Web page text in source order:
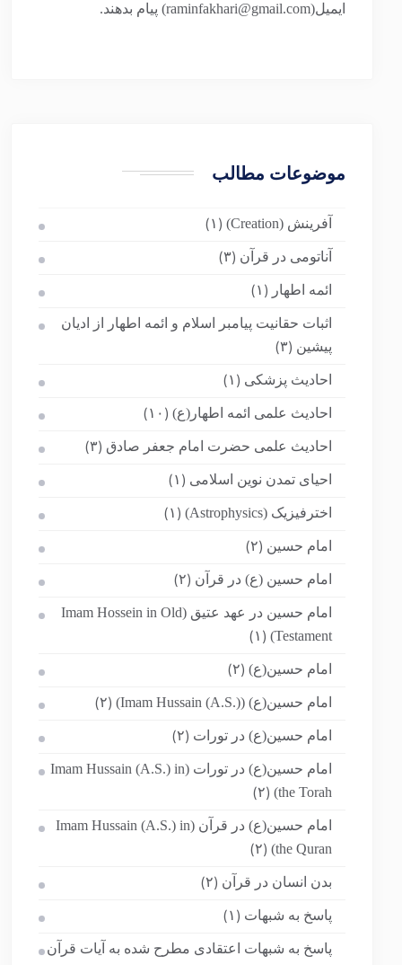
ایمیل(raminfakhari@gmail.com) پیام بدهند.
موضوعات مطالب
آفرینش (Creation) (۱)
آناتومی در قرآن (۳)
ائمه اطهار (۱)
اثبات حقانیت پیامبر اسلام و ائمه اطهار از ادیان
پیشین (۳)
احادیث پزشکی (۱)
احادیث علمی ائمه اطهار(ع) (۱۰)
احادیث علمی حضرت امام جعفر صادق (۳)
احیای تمدن نوین اسلامی (۱)
اخترفیزیک (Astrophysics) (۱)
امام حسین (۲)
امام حسین (ع) در قرآن (۲)
امام حسین در عهد عتیق (Imam Hossein in Old
Testament)
(۱)
امام حسین(ع) (۲)
امام حسین(ع) (Imam Hussain (A.S.)) (۲)
امام حسین(ع) در تورات (۲)
امام حسین(ع) در تورات (Imam Hussain (A.S.) in
the Torah)
(۲)
امام حسین(ع) در قرآن (Imam Hussain (A.S.) in
the Quran)
(۲)
بدن انسان در قرآن (۲)
پاسخ به شبهات (۱)
پاسخ به شبهات اعتقادی مطرح شده به آیات قرآن